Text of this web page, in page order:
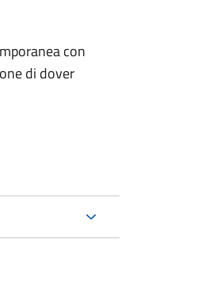
con
di dover